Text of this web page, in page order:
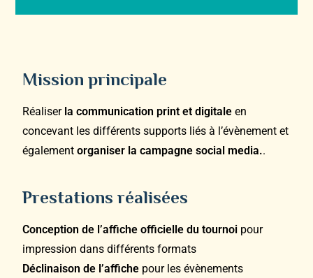
Mission principale
Réaliser la communication print et digitale en
concevant les différents supports liés à l’évènement et
égalementorganiser la campagne social media..
Prestations réalisées
Conception de l’affiche officielle du tournoi pour
impression dans différents formats
Déclinaison de l’affiche pour les évènements